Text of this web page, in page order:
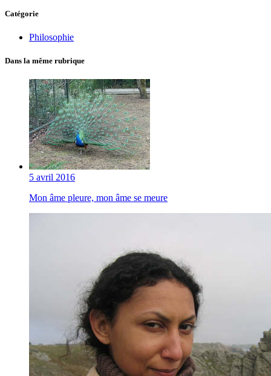
Catégorie
Philosophie
Dans la même rubrique
5 avril 2016
Mon âme pleure, mon âme se meure